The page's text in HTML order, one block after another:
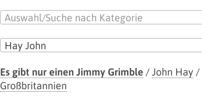
Auswahl/Suche nach Kategorie
Hay John
Es gibt nur einen Jimmy Grimble / John Hay /
Großbritannien